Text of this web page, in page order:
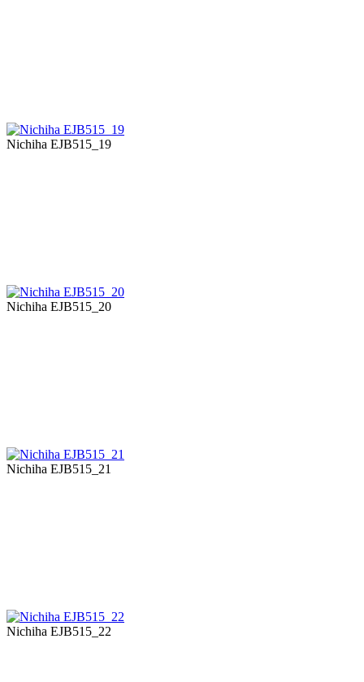
Nichiha EJB515_19
Nichiha EJB515_20
Nichiha EJB515_21
Nichiha EJB515_22